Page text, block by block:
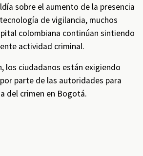
sobre el aumento de la presencia
de vigilancia, muchos
colombiana continúan sintiendo
actividad criminal.
los ciudadanos están exigiendo
parte de las autoridades para
del crimen en Bogotá.